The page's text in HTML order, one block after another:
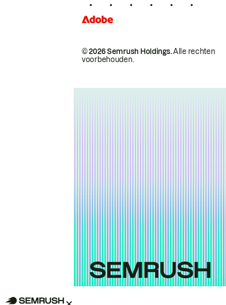
© 2026 Semrush Holdings.Alle rechten
voorbehouden.